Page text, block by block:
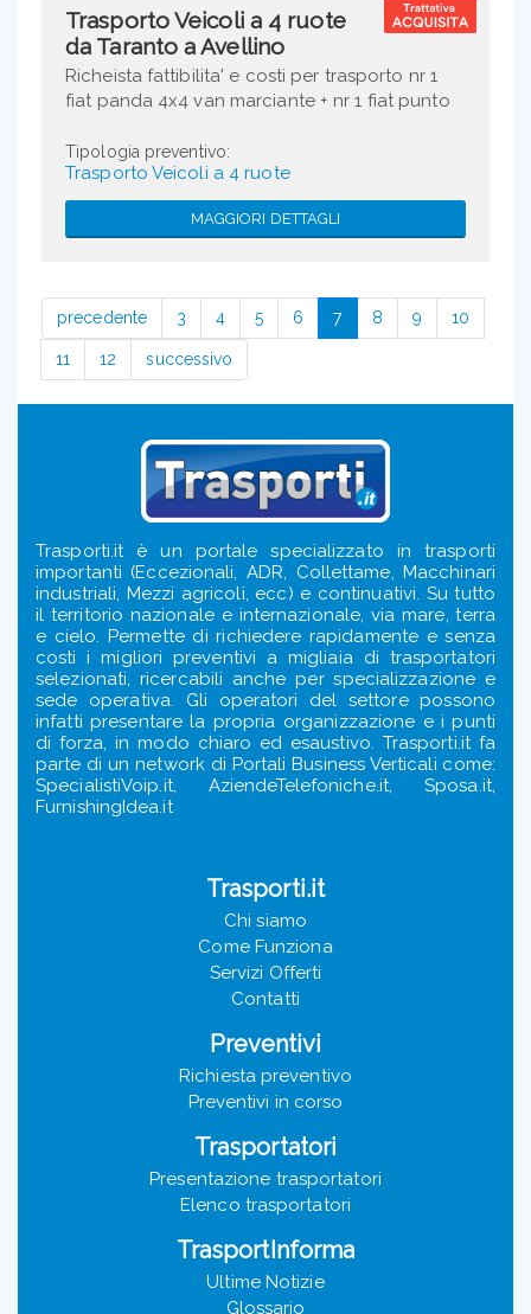
Trasporto Veicoli a 4 ruote
da Taranto a Avellino
Richeista fattibilita' e costi per trasporto nr 1
fiat panda 4x4 van marciante + nr 1 fiat punto
Tipologia preventivo:
Trasporto Veicoli a 4 ruote
MAGGIORI DETTAGLI
precedente 3 4 5 6 7 8 9 10
11 12 successivo
Trasporti.it è un portale specializzato in trasporti
importanti (Eccezionali, ADR, Collettame, Macchinari
industriali, Mezzi agricoli, ecc) e continuativi. Su tutto
il territorio nazionale e internazionale, via mare, terra
e cielo. Permette di richiedere rapidamente e senza
costi i migliori preventivi a migliaia di trasportatori
selezionati, ricercabili anche per specializzazione e
sede operativa. Gli operatori del settore possono
infatti presentare la propria organizzazione e i punti
di forza, in modo chiaro ed esaustivo. Trasporti.it fa
parte di un network di Portali Business Verticali come:
SpecialistiVoip.it, AziendeTelefoniche.it, Sposa.it,
FurnishingIdea.it
Trasporti.it
Chi siamo
Come Funziona
Servizi Offerti
Contatti
Preventivi
Richiesta preventivo
Preventivi in corso
Trasportatori
Presentazione trasportatori
Elenco trasportatori
TrasportInforma
Ultime Notizie
Glossario